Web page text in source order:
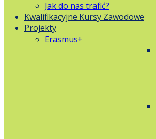
Jak do nas trafić?
Kwalifikacyjne Kursy Zawodowe
Projekty
Erasmus+